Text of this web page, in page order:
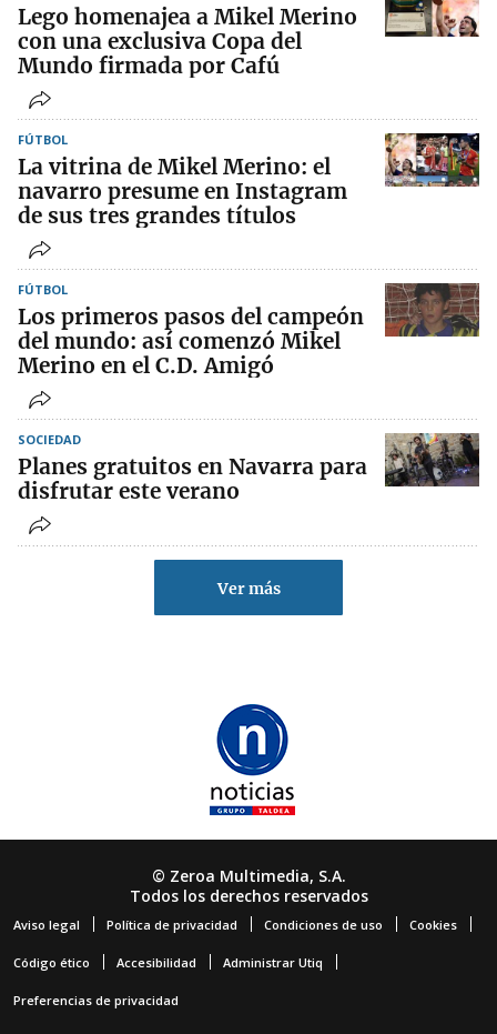
Lego homenajea a Mikel Merino
con una exclusiva Copa del
Mundo firmada por Cafú
FÚTBOL
La vitrina de Mikel Merino: el
navarro presume en Instagram
de sus tres grandes títulos
FÚTBOL
Los primeros pasos del campeón
del mundo: así comenzó Mikel
Merino en el C.D. Amigó
SOCIEDAD
Planes gratuitos en Navarra para
disfrutar este verano
Ver más
© Zeroa Multimedia, S.A.
Todos los derechos reservados
Aviso legal Política de privacidad Condiciones de uso Cookies
Código ético Accesibilidad Administrar Utiq
Preferencias de privacidad